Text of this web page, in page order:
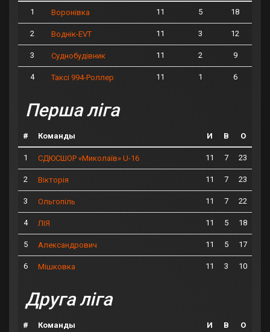
1 Воронівка 11 5 18
2 Воднік-EVT 11 3 12
3 Суднобудівник 11 2 9
4 Таксі 994-Роллер 11 1 6
Перша ліга
# Команды И В О
1 СДЮСШОР «Миколаїв» U-16 11 7 23
2 Вікторія 11 7 23
3 Ольгопіль 11 7 22
4 ЛІЯ 11 5 18
5 Александрович 11 5 17
6 Мішковка 11 3 10
Друга ліга
# Команды И В О